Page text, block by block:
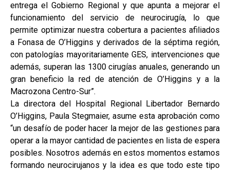
entrega el Gobierno Regional y que apunta a mejorar el
funcionamiento del servicio de neurocirugía, lo que
permite optimizar nuestra cobertura a pacientes afiliados
a Fonasa de O’Higgins y derivados de la séptima región,
con patologías mayoritariamente GES, intervenciones que
además, superan las 1300 cirugías anuales, generando un
gran beneficio la red de atención de O’Higgins y a la
Macrozona Centro-Sur”.
La directora del Hospital Regional Libertador Bernardo
O’Higgins, Paula Stegmaier, asume esta aprobación como
“un desafío de poder hacer la mejor de las gestiones para
operar a la mayor cantidad de pacientes en lista de espera
posibles. Nosotros además en estos momentos estamos
formando neurocirujanos y la idea es que todo este tipo